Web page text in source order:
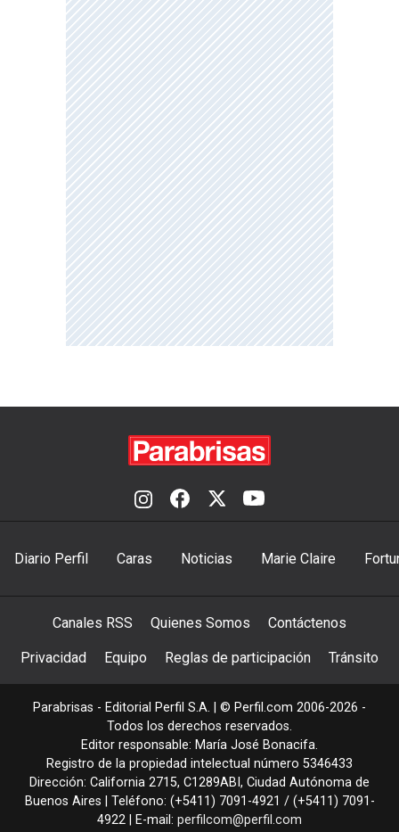
Diario Perfil Caras Noticias Marie Claire
Canales RSS Quienes Somos Contáctenos
Privacidad Equipo Reglas de participación Tránsito
Parabrisas - Editorial Perfil S.A. | © Perfil.com 2006-2026 -
Todos los derechos reservados.
Editor responsable: María José Bonacifa.
Registro de la propiedad intelectual número 5346433
Dirección: California 2715, C1289ABI , Ciudad Autónoma de
Buenos Aires | Teléfono: (+5411) 7091-4921 / (+5411) 7091-
4922 | E-mail: perfilcom@perfil.com